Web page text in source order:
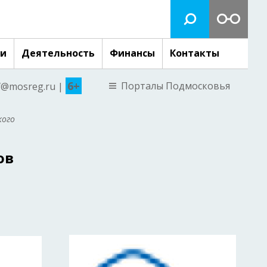
Деятельность Финансы Контакты
| 6+ Порталы Подмосковья